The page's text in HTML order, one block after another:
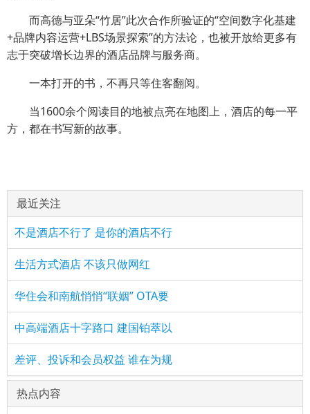
而高德与亚朵“竹居”此次合作所验证的“空间数字化基建
+品牌内容运营+LBS场景探索”的方法论，也被开放给更多有
志于突破增长边界的酒店品牌与服务商。
一本打开的书，不再只等住客翻阅。
当1600余个阅读目的地被点亮在地图上，酒店的每一平
方，都在书写新的故事。
最近关注
不是酒店不行了 是你的酒店不行
生活方式酒店 不该只做网红
华住会和南航悄悄“联姻” OTA要
中高端酒店十字路口 建国铂萃以
差评、投诉和会员权益 谁在为规
热点内容